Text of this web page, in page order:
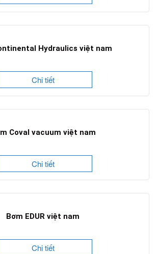
Hydraulics việt nam
Chi tiết
Coval vacuum việt nam
Chi tiết
Bơm EDUR việt nam
Chi tiết